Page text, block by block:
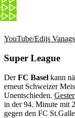
YouTube/Edijs Vanags
Super League
DerFC Basel kann
erneut Schweizer
Unentschieden.
in der 94. Minute mit
gegen den FC